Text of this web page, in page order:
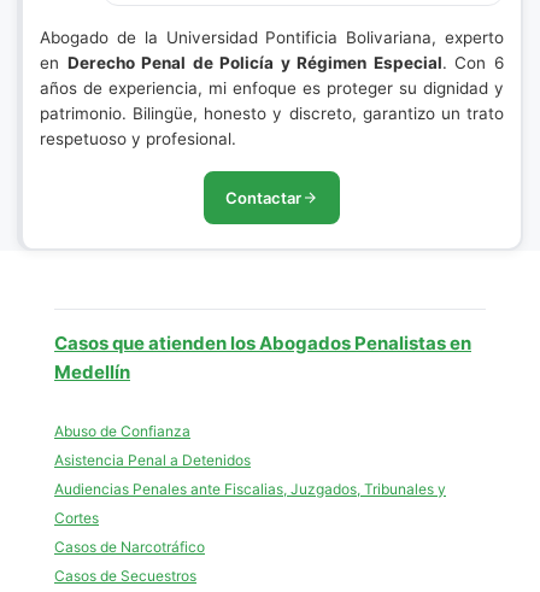
Abogado de la Universidad Pontificia Bolivariana, experto
en Derecho Penal de Policía y Régimen Especial. Con 6
años de experiencia, mi enfoque es proteger su dignidad y
patrimonio. Bilingüe, honesto y discreto, garantizo un trato
respetuoso y profesional.
Contactar
Casos que atienden los Abogados Penalistas en
Medellín
Abuso de Confianza
Asistencia Penal a Detenidos
Audiencias Penales ante Fiscalias, Juzgados, Tribunales y
Cortes
Casos de Narcotráfico
Casos de Secuestros